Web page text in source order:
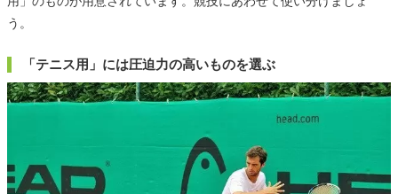
う。
「テニス用」には圧迫力の高いものを選ぶ